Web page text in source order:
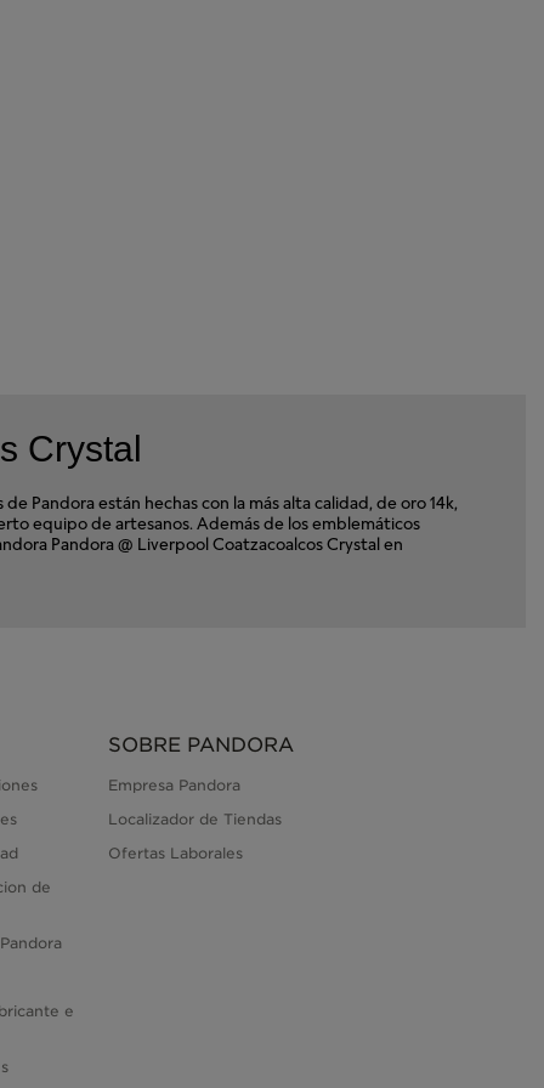
Crystal
Pandora están hechas con la más alta calidad, de oro 14k,
equipo de artesanos. Además de los emblemáticos
Pandora @ Liverpool Coatzacoalcos Crystal en
de
e
SOBRE PANDORA
Empresa Pandora
Localizador de Tiendas
Ofertas Laborales